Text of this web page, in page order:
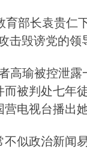
育部长袁贵
击毁谤党的领
高瑜被控泄
而被判处七年
电视台播出
不似政治新闻